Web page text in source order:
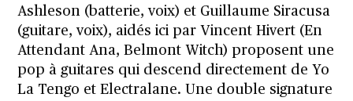
Ashleson (batterie, voix) et Guillaume Siracusa
(guitare, voix), aidés ici par Vincent Hivert (En
Attendant Ana, Belmont Witch) proposent une
pop à guitares qui descend directement de Yo
La Tengo et Electralane. Une double signature